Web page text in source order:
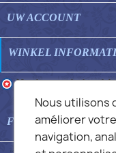
UW ACCOUNT
WINKEL
Merchant goedgekeurd
hier om het attest te tonen
FEATURED FAQS 
© 2026 - Commans Alex
Nous utilisons
améliorer
navigation,